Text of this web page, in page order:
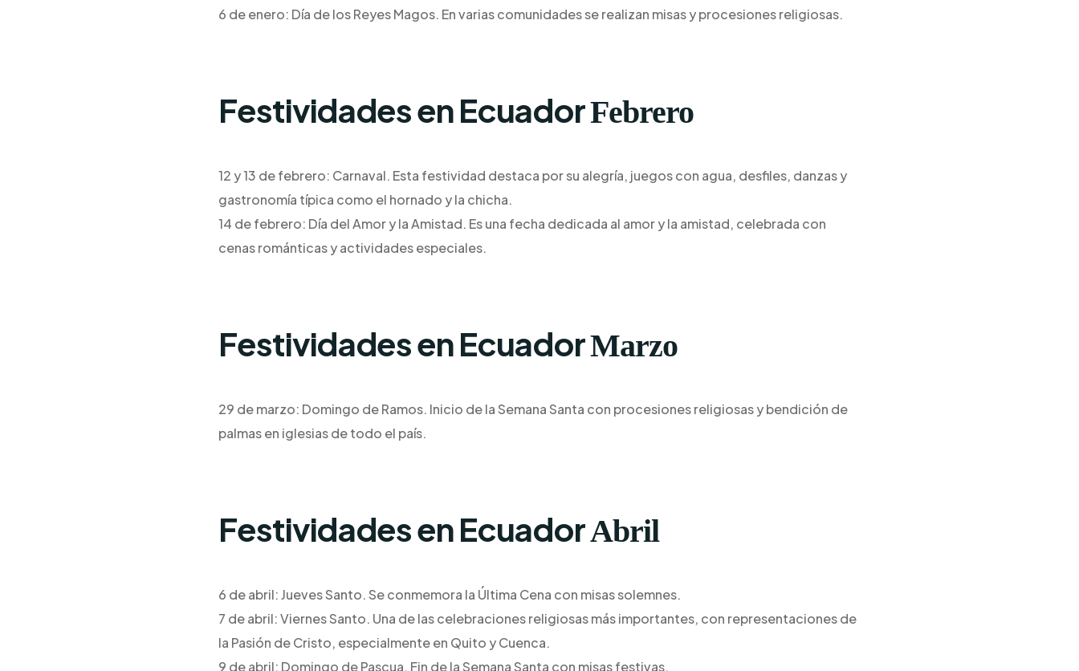
6 de enero: Día de los Reyes Magos. En varias comunidades se realizan misas y procesiones religiosas.
Festividades en EcuadorFebrero
12 y 13 de febrero: Carnaval. Esta festividad destaca por su alegría, juegos con agua, desfiles, danzas y
gastronomía típica como el hornado y la chicha.
14 de febrero: Día del Amor y la Amistad. Es una fecha dedicada al amor y la amistad, celebrada con
cenas románticas y actividades especiales.
Festividades en EcuadorMarzo
29 de marzo: Domingo de Ramos. Inicio de la Semana Santa con procesiones religiosas y bendición de
palmas en iglesias de todo el país.
Festividades en EcuadorAbril
6 de abril: Jueves Santo. Se conmemora la Última Cena con misas solemnes.
7 de abril: Viernes Santo. Una de las celebraciones religiosas más importantes, con representaciones de
la Pasión de Cristo, especialmente en Quito y Cuenca.
9 de abril: Domingo de Pascua. Fin de la Semana Santa con misas festivas.